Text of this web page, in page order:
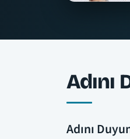
Adını
Adını